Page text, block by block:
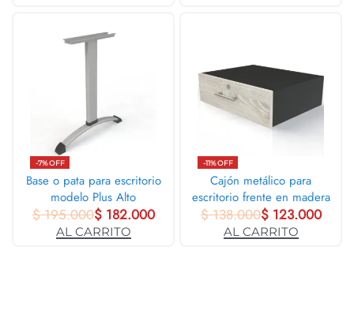
-7% OFF
Base o pata para escritorio
modelo Plus Alto
$195.000$182.000
AL CARRITO
-11% OFF
Cajón metálico para
escritorio frente en madera
con llave de seguridad
$138.000$123.000
AL CARRITO